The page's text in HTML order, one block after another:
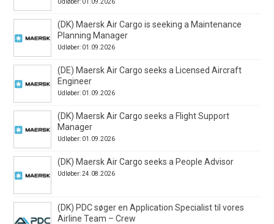
Udløber: 01.09.2026
(DK) Maersk Air Cargo is seeking a Maintenance
Planning Manager
Udløber: 01.09.2026
(DE) Maersk Air Cargo seeks a Licensed Aircraft
Engineer
Udløber: 01.09.2026
(DK) Maersk Air Cargo seeks a Flight Support
Manager
Udløber: 01.09.2026
(DK) Maersk Air Cargo seeks a People Advisor
Udløber: 24.08.2026
(DK) PDC søger en Application Specialist til vores
Airline Team – Crew